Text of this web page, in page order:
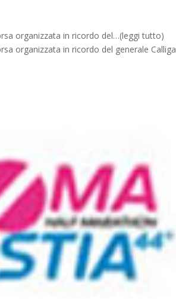
organizzata in ricordo del…(leggi tutto)
organizzata in ricordo del generale